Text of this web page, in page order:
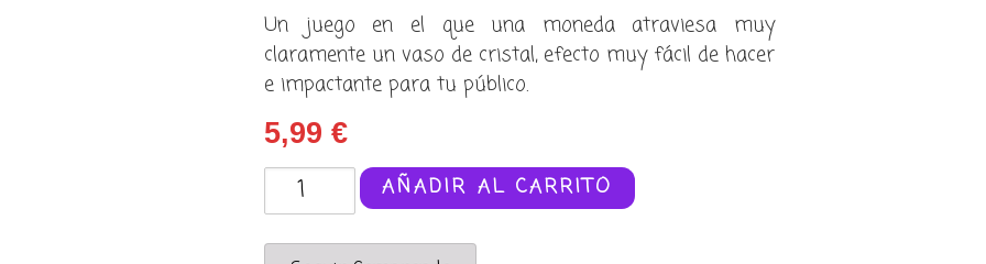
Un juego en el que una moneda atraviesa muy
claramente un vaso de cristal, efecto muy fácil de hacer
e impactante para tu público.
5,99 €
Moneda
AÑADIR AL CARRITO